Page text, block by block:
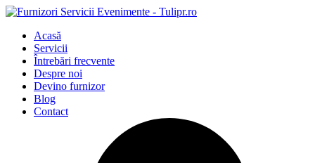
Acasă
Servicii
Întrebări frecvente
Despre noi
Devino furnizor
Blog
Contact